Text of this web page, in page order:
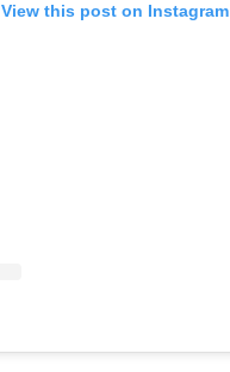
View this post on Instagram